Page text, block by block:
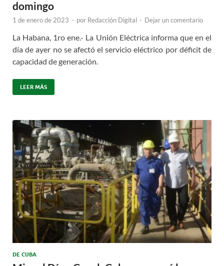
domingo
1 de enero de 2023 - por Redacción Digital - Dejar un comentario
La Habana, 1ro ene.- La Unión Eléctrica informa que en el
día de ayer no se afectó el servicio eléctrico por déficit de
capacidad de generación.
LEER MÁS
DE CUBA